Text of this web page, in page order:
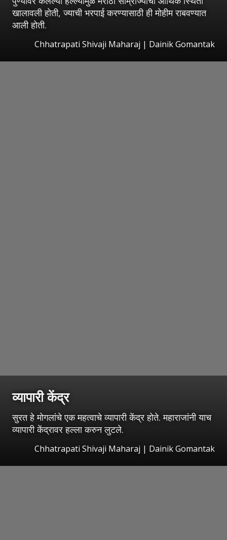
खालावली होती, ज्याची भरपाई करण्यासाठी ही मोहीम राबवण्यात
आली होती.
Chhatrapati Shivaji Maharaj | Dainik Gomantak
व्यापारी केंद्र
सुरत हे मोगलांचे एक महत्वाचे व्यापारी केंद्र होते. महाराजांनी याच
व्यापारी केंद्रावर हल्ला करुन लुटले.
Chhatrapati Shivaji Maharaj | Dainik Gomantak